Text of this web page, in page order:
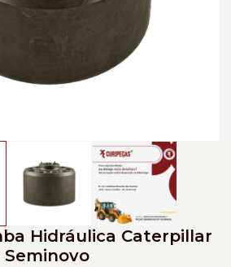
Hidráulica Caterpillar
Seminovo